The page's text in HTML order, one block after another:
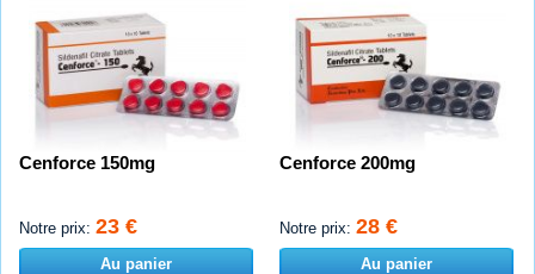
Cenforce 150mg
Notre prix: 23 €
Au panier
Cenforce 200mg
Notre prix: 28 €
Au panier